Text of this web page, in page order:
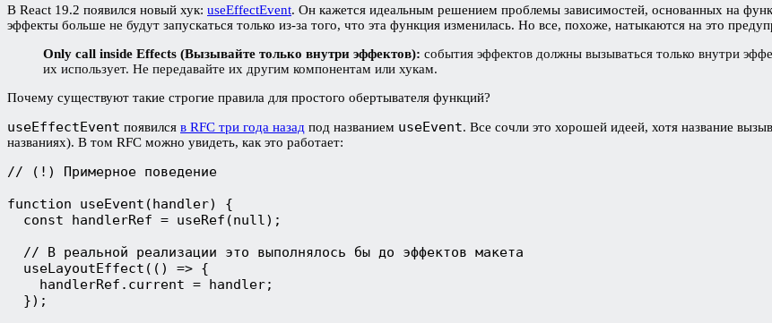
В React 19.2 появился новый хук: useEffectEvent. Он кажется идеальным решением проблемы зависимостей, основанных на
эффекты больше не будут запускаться только из-за того, что эта функция изменилась. Но все, похоже, натыкаются на это
Only call inside Effects (Вызывайте только внутри эффектов): события эффектов должны вызываться только внутри
их использует. Не передавайте их другим компонентам или хукам.
Почему существуют такие строгие правила для простого обертывателя функций?
useEffectEvent появился в RFC три года назад под названием useEvent. Все сочли это хорошей идеей, хотя название
названиях). В том RFC можно увидеть, как это работает:
// (!) Примерное поведение
function useEvent(handler) {
  const handlerRef = useRef(null);
  // В реальной реализации это выполнялось бы до эффектов макета
  useLayoutEffect(() => {
    handlerRef.current = handler;
  });